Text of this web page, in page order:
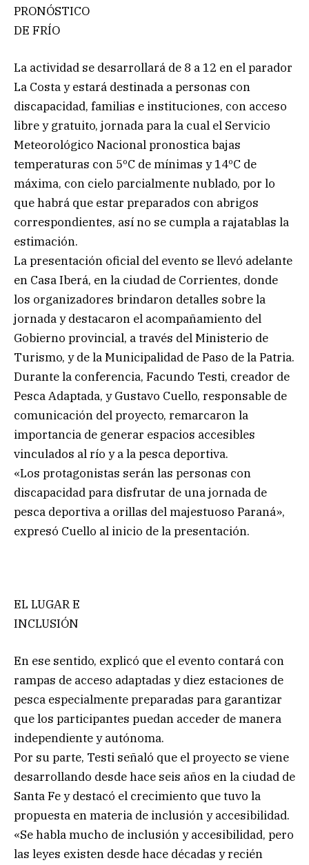
PRONÓSTICO
DE FRÍO
La actividad se desarrollará de 8 a 12 en el parador
La Costa y estará destinada a personas con
discapacidad, familias e instituciones, con acceso
libre y gratuito, jornada para la cual el Servicio
Meteorológico Nacional pronostica bajas
temperaturas con 5ºC de mínimas y 14ºC de
máxima, con cielo parcialmente nublado, por lo
que habrá que estar preparados con abrigos
correspondientes, así no se cumpla a rajatablas la
estimación.
La presentación oficial del evento se llevó adelante
en Casa Iberá, en la ciudad de Corrientes, donde
los organizadores brindaron detalles sobre la
jornada y destacaron el acompañamiento del
Gobierno provincial, a través del Ministerio de
Turismo, y de la Municipalidad de Paso de la Patria.
Durante la conferencia, Facundo Testi, creador de
Pesca Adaptada, y Gustavo Cuello, responsable de
comunicación del proyecto, remarcaron la
importancia de generar espacios accesibles
vinculados al río y a la pesca deportiva.
«Los protagonistas serán las personas con
discapacidad para disfrutar de una jornada de
pesca deportiva a orillas del majestuoso Paraná»,
expresó Cuello al inicio de la presentación.
EL LUGAR E
INCLUSIÓN
En ese sentido, explicó que el evento contará con
rampas de acceso adaptadas y diez estaciones de
pesca especialmente preparadas para garantizar
que los participantes puedan acceder de manera
independiente y autónoma.
Por su parte, Testi señaló que el proyecto se viene
desarrollando desde hace seis años en la ciudad de
Santa Fe y destacó el crecimiento que tuvo la
propuesta en materia de inclusión y accesibilidad.
«Se habla mucho de inclusión y accesibilidad, pero
las leyes existen desde hace décadas y recién